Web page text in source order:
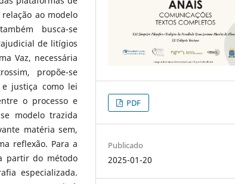
ao modelo
busca-se
de litígios
Vaz, necessária
propõe-se
justiça como lei
o processo e
modelo trazida
matéria sem,
reflexão. Para a
partir do método
especializada.
PDF
Publicado
2025-01-20